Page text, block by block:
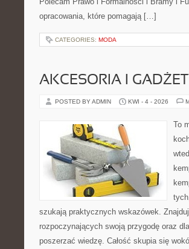
opracowania, które pomagają […]
CATEGORIES: MODA
AKCESORIA I
POSTED BY ADMIN KWI - 4 - 2026
To
szukają praktycznych wskazówek.
rozpoczynających swoją przygodę oraz
poszerzać wiedzę. Całość skupia się